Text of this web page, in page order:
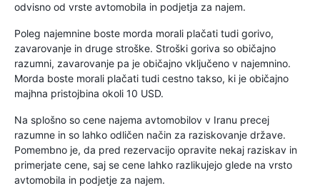
odvisno od vrste avtomobila in podjetja za najem.
Poleg najemnine boste morda morali plačati tudi gorivo,
zavarovanje in druge stroške. Stroški goriva so običajno
razumni, zavarovanje pa je običajno vključeno v najemnino.
Morda boste morali plačati tudi cestno takso, ki je običajno
majhna pristojbina okoli 10 USD.
Na splošno so cene najema avtomobilov v Iranu precej
razumne in so lahko odličen način za raziskovanje države.
Pomembno je, da pred rezervacijo opravite nekaj raziskav in
primerjate cene, saj se cene lahko razlikujejo glede na vrsto
avtomobila in podjetje za najem.